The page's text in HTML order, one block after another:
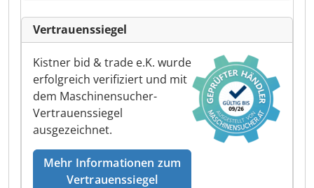
Vertrauenssiegel
Kistner bid & trade e.K. wurde
erfolgreich verifiziert und mit
dem Maschinensucher-
Vertrauenssiegel
ausgezeichnet.
Mehr Informationen zum
Vertrauenssiegel